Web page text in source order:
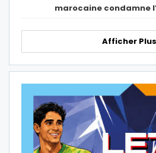
marocaine condamne
Afficher Plus